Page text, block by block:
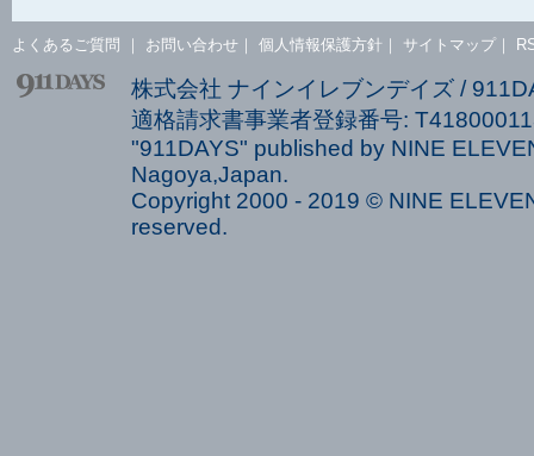
よくあるご質問 お問い合わせ 個人情報保護方針 サイトマップ｜
株式会社 ナインイレブンデイズ /
適格請求書事業者登録番号:
"911DAYS" published by NINE
Nagoya,Japan.
Copyright 2000 - 2019 © NINE
reserved.